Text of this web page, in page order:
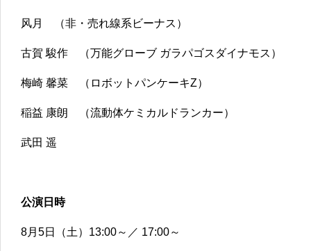
风月 （非・売れ線系ビーナス）
古賀 駿作 （万能グローブ ガラパゴスダイナモス）
梅崎 馨菜 （ロボットパンケーキZ）
稲益 康朗 （流動体ケミカルドランカー）
武田 遥
公演日時
8月5日（土）13:00～／ 17:00～